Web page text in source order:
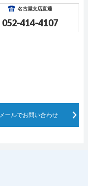
名古屋支店直通
052-414-4107
メールでお問い合わせ